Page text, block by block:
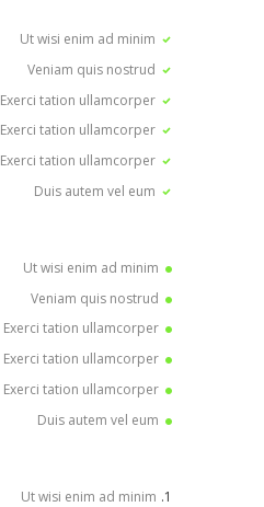
Ut wisi enim ad minim
Veniam quis nostrud
Exerci tation ullamcorper
Exerci tation ullamcorper
Exerci tation ullamcorper
Duis autem vel eum
Ut wisi enim ad minim
Veniam quis nostrud
Exerci tation ullamcorper
Exerci tation ullamcorper
Exerci tation ullamcorper
Duis autem vel eum
Ut wisi enim ad minim